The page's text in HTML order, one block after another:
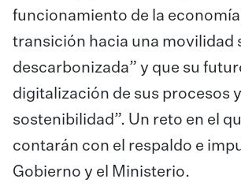
funcionamiento de la economía
transición hacia una movilidad
descarbonizada” y que su
digitalización de sus procesos
sostenibilidad”. Un reto en el
contarán con el respaldo e
Gobierno y el Ministerio.